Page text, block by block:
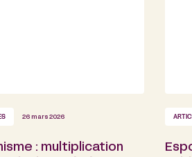
26 mars 2026
: multiplication